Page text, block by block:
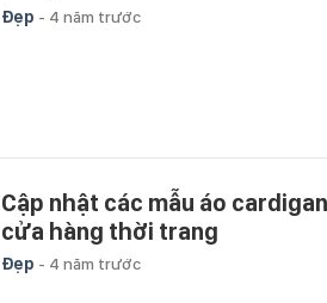
Đẹp - 4 năm trước
Cập nhật các mẫu áo
cửa hàng thời trang
Đẹp - 4 năm trước